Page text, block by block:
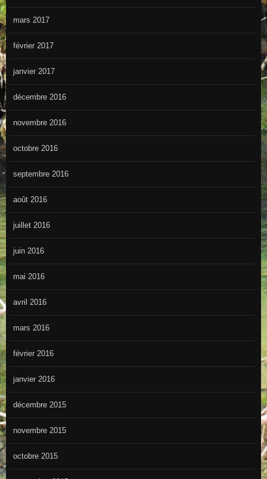
mars 2017
février 2017
janvier 2017
décembre 2016
novembre 2016
octobre 2016
septembre 2016
août 2016
juillet 2016
juin 2016
mai 2016
avril 2016
mars 2016
février 2016
janvier 2016
décembre 2015
novembre 2015
octobre 2015